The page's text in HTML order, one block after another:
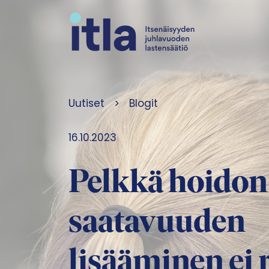
Uutiset > Blogit
16.10.2023
Pelkkä hoidon
saatavuuden